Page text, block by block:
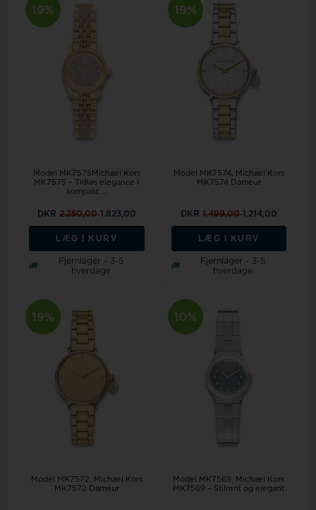
19%
Model MK7575Michael Kors
MK7575 – Tidløs elegance i
kompakt ...
DKR 2.250,001.823,00
LÆG I KURV
Fjernlager - 3-5
hverdage
19%
Model MK7574
Michael Kors
MK7574 Dameur
DKR 1.499,001.214,00
LÆG I KURV
Fjernlager - 3-5
hverdage
19%
Model MK7572
Michael Kors
MK7572 Dameur
10%
Model MK7569
Michael Kors
MK7569 – Stilrent og elegant